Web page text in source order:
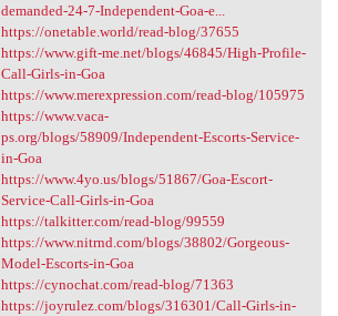
demanded-24-7-Independent-Goa-e...
https://onetable.world/read-blog/37655
https://www.gift-me.net/blogs/46845/High-Profile-
Call-Girls-in-Goa
https://www.merexpression.com/read-blog/105975
https://www.vaca-
ps.org/blogs/58909/Independent-Escorts-Service-
in-Goa
https://www.4yo.us/blogs/51867/Goa-Escort-
Service-Call-Girls-in-Goa
https://talkitter.com/read-blog/99559
https://www.nitrnd.com/blogs/38802/Gorgeous-
Model-Escorts-in-Goa
https://cynochat.com/read-blog/71363
https://joyrulez.com/blogs/316301/Call-Girls-in-